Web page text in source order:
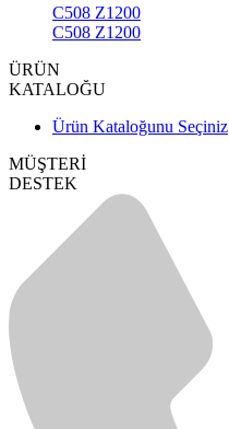
C508 Z1200
C508 Z1200
ÜRÜN
KATALOĞU
Ürün Kataloğunu Seçiniz
MÜŞTERİ
DESTEK